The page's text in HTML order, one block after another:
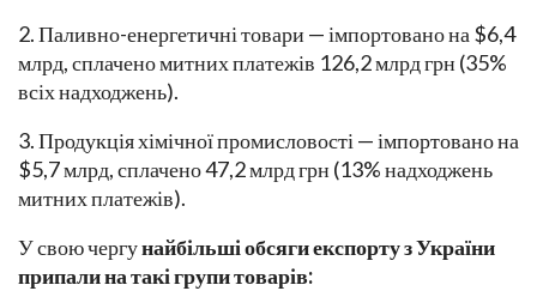
2. Паливно-енергетичні товари — імпортовано на $6,4
млрд, сплачено митних платежів 126,2 млрд грн (35%
всіх надходжень).
3. Продукція хімічної промисловості — імпортовано на
$5,7 млрд, сплачено 47,2 млрд грн (13% надходжень
митних платежів).
У свою чергунайбільші обсяги експорту з України
припали на такі групи товарів: